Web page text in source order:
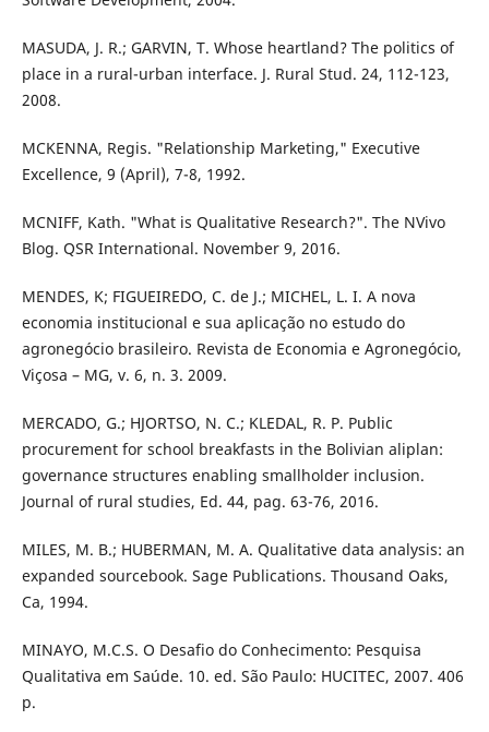
MASUDA, J. R.; GARVIN, T. Whose heartland? The politics of
place in a rural-urban interface. J. Rural Stud. 24, 112-123,
2008.
MCKENNA, Regis. "Relationship Marketing," Executive
Excellence, 9 (April), 7-8, 1992.
MCNIFF, Kath. "What is Qualitative Research?". The NVivo
Blog. QSR International. November 9, 2016.
MENDES, K; FIGUEIREDO, C. de J.; MICHEL, L. I. A nova
economia institucional e sua aplicação no estudo do
agronegócio brasileiro. Revista de Economia e Agronegócio,
Viçosa – MG, v. 6, n. 3. 2009.
MERCADO, G.; HJORTSO, N. C.; KLEDAL, R. P. Public
procurement for school breakfasts in the Bolivian aliplan:
governance structures enabling smallholder inclusion.
Journal of rural studies, Ed. 44, pag. 63-76, 2016.
MILES, M. B.; HUBERMAN, M. A. Qualitative data analysis: an
expanded sourcebook. Sage Publications. Thousand Oaks,
Ca, 1994.
MINAYO, M.C.S. O Desafio do Conhecimento: Pesquisa
Qualitativa em Saúde. 10. ed. São Paulo: HUCITEC, 2007. 406
p.